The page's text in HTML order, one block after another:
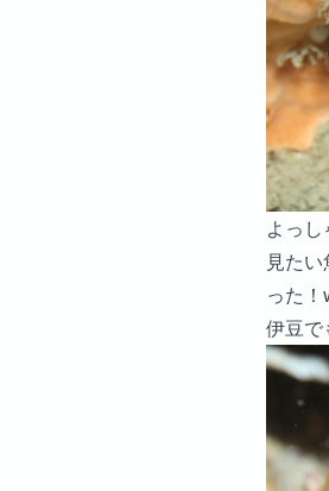
よっ
見た
った
伊豆で